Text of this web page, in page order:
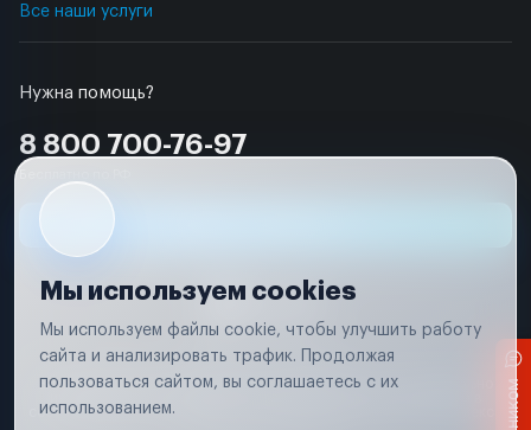
Нужна помощь?
8 800 700-76-97
Все наши услуги
Условия использования
Вся информация, представленная на сайте, носит исключительно
соответствии с положениями статьи 437 (п. 2) Гражданского кодекса
Мы используем cookies
Мы используем файлы cookie, чтобы улучшить работу
сайта и анализировать трафик. Продолжая
пользоваться сайтом, вы соглашаетесь с их
использованием.